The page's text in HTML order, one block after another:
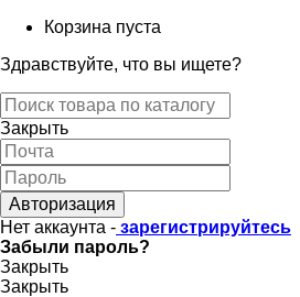
Корзина пуста
Здравствуйте, что вы ищете?
Закрыть
Авторизация
Нет аккаунта - зарегистрируйтесь
Забыли пароль?
Закрыть
Закрыть